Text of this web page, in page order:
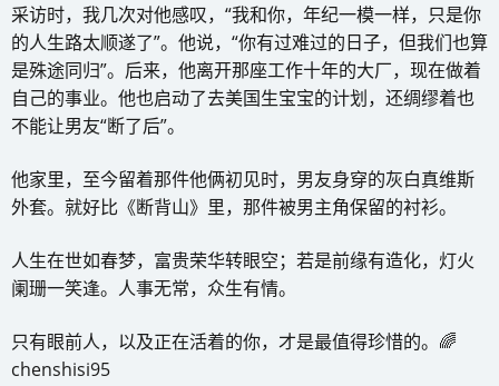
采访时，我几次对他感叹，“我和你，年纪一模一样，只是你
的人生路太顺遂了”。他说，“你有过难过的日子，但我们也算
是殊途同归”。后来，他离开那座工作十年的大厂，现在做着
自己的事业。他也启动了去美国生宝宝的计划，还绸缪着也
不能让男友“断了后”。
他家里，至今留着那件他俩初见时，男友身穿的灰白真维斯
外套。就好比《断背山》里，那件被男主角保留的衬衫。
人生在世如春梦，富贵荣华转眼空；若是前缘有造化，灯火
阑珊一笑逢。人事无常，众生有情。
只有眼前人，以及正在活着的你，才是最值得珍惜的。🌈
chenshisi95